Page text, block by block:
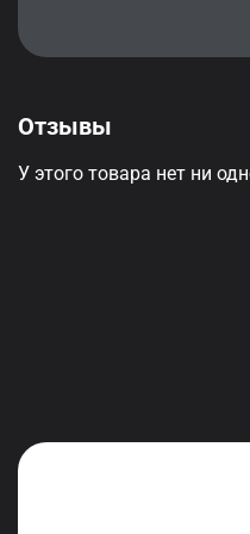
Отзывы
У этого товара нет ни